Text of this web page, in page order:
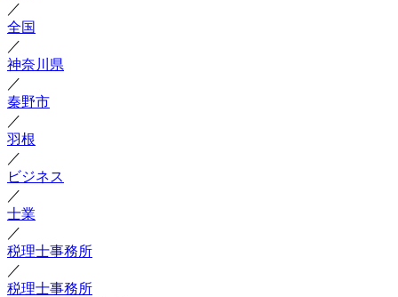
／
全国
／
神奈川県
／
秦野市
／
羽根
／
ビジネス
／
士業
／
税理士事務所
／
税理士事務所